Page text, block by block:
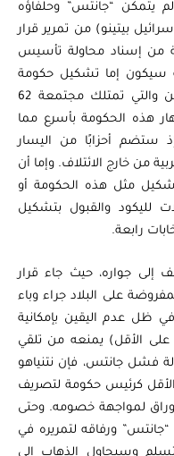
“جانتس” وحلفاؤه
بيتينو) من تمرير قرار
من إسناد محاولة تأسيس
سيكون إما تشكيل حكومة
تضم كل الأحزاب من خارج كتلة اليمين والتي تمتلك مجتمعة 62
هذه الحكومة بأسرع مما
ستضم أحزابًا من اليسار
من خارج الائتلاف. وإما أن
مثل هذه الحكومة أو
لليكود والقبول بتشكيل
رابعة.
إلى جواره، حيث جاء قرار
على البلاد جراء وباء
ظل عدم اليقين بإمكانية
الأقل) يمنعه من تلقي
فشل جانتس، فإن نتنياهو
كرئيس حكومة لتصريف
لمواجهة خصومه. وحتى
ورفاقه لتمريره في
وسيحاول الذهاب إلى